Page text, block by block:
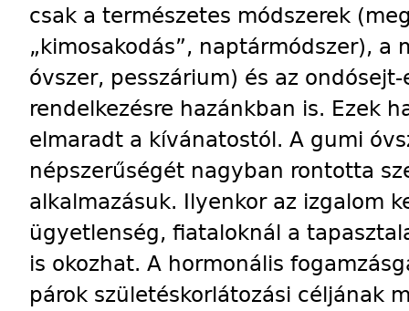
csak a természetes módszerek
„kimosakodás”, naptármódszer), a
óvszer, pesszárium) és az
rendelkezésre hazánkban is. Ezek
elmaradt a kívánatostól. A gumi
népszerűségét nagyban rontotta
alkalmazásuk. Ilyenkor az izgalom
ügyetlenség, fiataloknál a
is okozhat. A hormonális
párok születéskorlátozási céljának